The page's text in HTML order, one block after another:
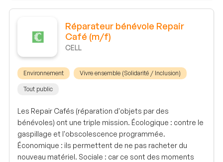
Réparateur bénévole Repair
Café (m/f)
CELL
Environnement Vivre ensemble (Solidarité / Inclusion)
Tout public
Les Repair Cafés (réparation d'objets par des
bénévoles) ont une triple mission. Écologique : contre le
gaspillage et l'obscolescence programmée.
Économique : ils permettent de ne pas racheter du
nouveau matériel. Sociale : car ce sont des moments